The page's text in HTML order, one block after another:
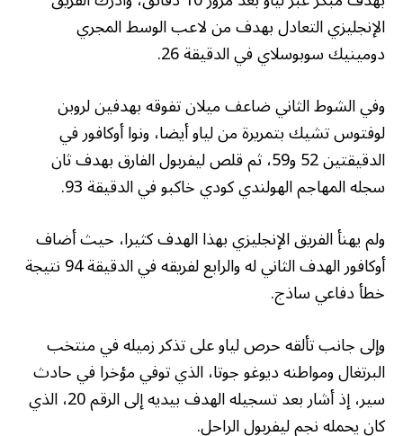
الإنجليزي التعادل بهدف من لاعب الوسط المجري
دومينيك سوبوسلاي في الدقيقة 26.
وفي الشوط الثاني ضاعف ميلان تفوقه بهدفين لروبن
لوفتوس تشيك بتمريرة من لياو أيضا، ونوا أوكافور في
الدقيقتين 52 و59، ثم قلص ليفربول الفارق بهدف ثان
سجله المهاجم الهولندي كودي خاكبو في الدقيقة 93.
ولم يهنأ الفريق الإنجليزي بهذا الهدف كثيرا، حيث أضاف
أوكافور الهدف الثاني له والرابع لفريقه في الدقيقة 94 نتيجة
خطأ دفاعي ساذج.
وإلى جانب تألقه حرص لياو على تذكر زميله في منتخب
البرتغال ومواطنه ديوغو جوتا، الذي توفي مؤخرا في حادث
سير، إذ أشار بعد تسجيله الهدف بيديه إلى الرقم 20، الذي
كان يحمله نجم ليفربول الراحل.